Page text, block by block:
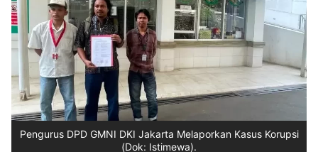
Insight
NTB
Suara
Time
Lens
IDN
Daily
Jogja
Jalan
Rakyat
Idealita
News
Kita
Notice
Dinamikapost.com
Radar
Baru
Seedbacklink
Follow
Kabarbaru
Pengurus DPD GMNI DKI Jakarta Melaporkan Kasus Korupsi
(Dok: Istimewa).